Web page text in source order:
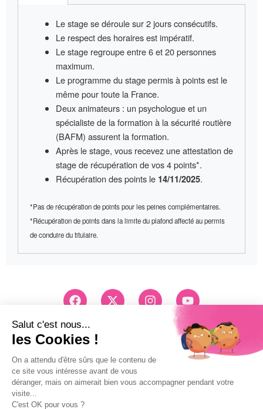
Le stage se déroule sur2 jours consécutifs.
Le respect des horaires est impératif.
Le stage regroupe entre6 et 20 personnes
maximum.
Le programme du stage permis à pointsest le
même pour toute la France.
Deux animateurs: un psychologue et un
spécialiste de la formation à la sécurité routière
(BAFM) assurent la formation.
Après le stage, vous recevez uneattestation de
stagede récupération de vos 4 points*.
Récupération des points le 14/11/2025.
*Pas de récupération de points pour les peines complémentaires.
*Récupération de points dans la limite du plafond affecté au permis
de conduire du titulaire.
F
a
e
b
o
k
X
-
t
e
r
I
n
r
m
Y
o
t
u
b
03 83 26 83 83
Pri d'un appel local
Mentions légales
Politique de confidentialité